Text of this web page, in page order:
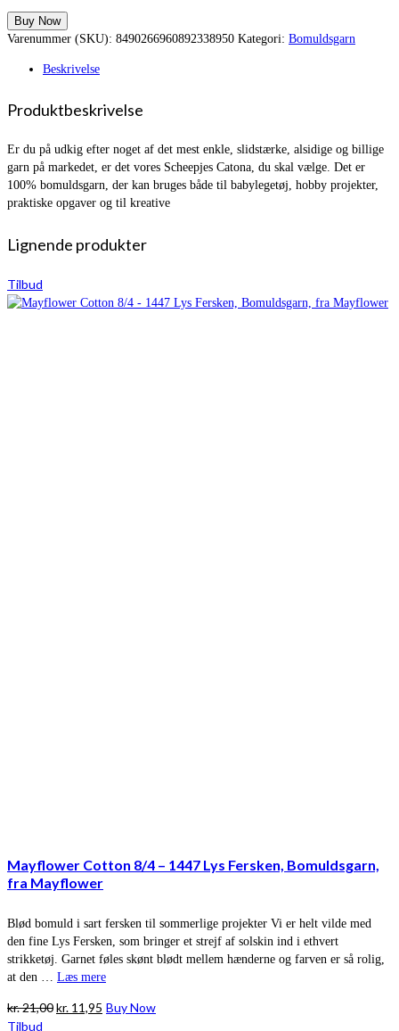
pris
var:
er:
Buy Now
Varenummer (SKU): 8490266960892338950 Kategori: Bomuldsgarn
Beskrivelse
Produktbeskrivelse
Er du på udkig efter noget af det mest enkle, slidstærke, alsidige og billige
garn på markedet, er det vores Scheepjes Catona, du skal vælge. Det er
100% bomuldsgarn, der kan bruges både til babylegetøj, hobby projekter,
praktiske opgaver og til kreative
Lignende produkter
Tilbud
Mayflower Cotton 8/4 – 1447 Lys Fersken, Bomuldsgarn,
fra Mayflower
Blød bomuld i sart fersken til sommerlige projekter Vi er helt vilde med
den fine Lys Fersken, som bringer et strejf af solskin ind i ethvert
strikketøj. Garnet føles skønt blødt mellem hænderne og farven er så rolig,
at den … Læs mere
kr.21,00Den
kr. 11,95 Den
Buy Now
Tilbud